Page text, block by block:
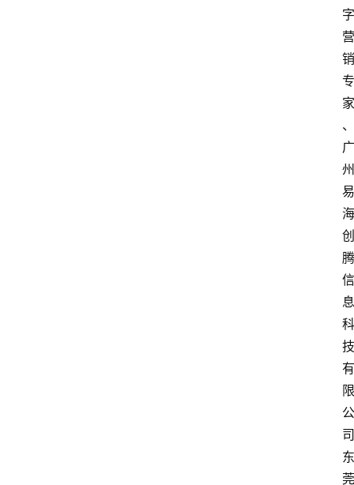
字
营
销
专
家
、
广
州
易
海
创
腾
信
息
科
技
有
限
公
司
东
莞